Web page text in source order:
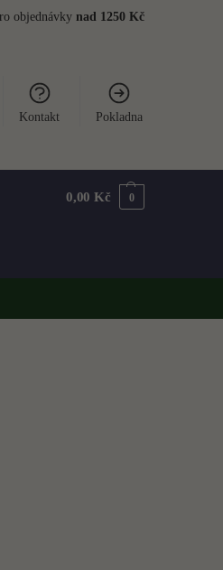
objednávky nad 1250 Kč
Kontakt Pokladna
0,00Kč 0